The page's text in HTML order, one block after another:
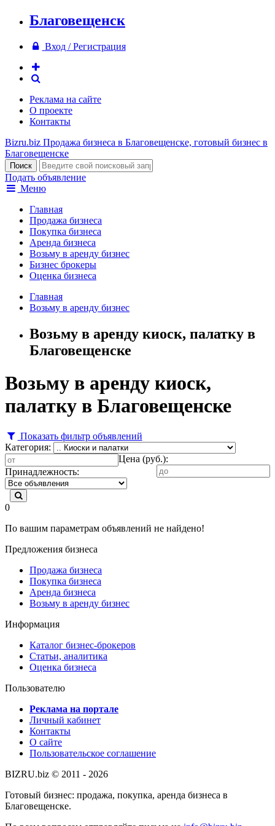
Благовещенск
Вход / Регистрация
Реклама на сайте
О проекте
Контакты
Bizru.biz Продажа бизнеса в Благовещенске, готовый бизнес в
Благовещенске
Подать объявление
Меню
Главная
Продажа бизнеса
Покупка бизнеса
Аренда бизнеса
Возьму в аренду бизнес
Бизнес брокеры
Оценка бизнеса
Главная
Возьму в аренду бизнес
Возьму в аренду киоск, палатку в
Благовещенске
Возьму в аренду киоск,
палатку в Благовещенске
Показать фильтр объявлений
Категория:
Цена (руб.):
Принадлежность:
0
По вашим параметрам объявлений не найдено!
Предложения бизнеса
Продажа бизнеса
Покупка бизнеса
Аренда бизнеса
Возьму в аренду бизнес
Информация
Каталог бизнес-брокеров
Статьи, аналитика
Оценка бизнеса
Пользователю
Реклама на портале
Личный кабинет
Контакты
О сайте
Пользовательское соглашение
BIZRU.biz © 2011 - 2026
Готовый бизнес: продажа, покупка, аренда бизнеса в
Благовещенске.